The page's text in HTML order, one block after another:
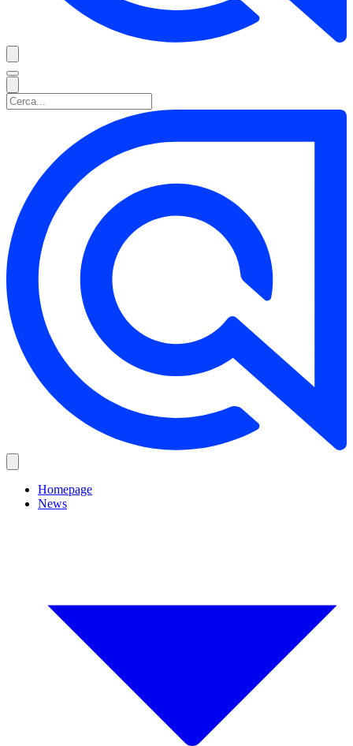
Homepage
News